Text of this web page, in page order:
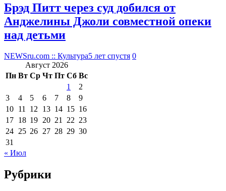
Брэд Питт через суд добился от
Анджелины Джоли совместной опеки
над детьми
NEWSru.com :: Культура5 лет спустя 0
Август 2026
Пн Вт Ср Чт Пт Сб Вс
1
2
3
4 5 6 7 8
9
10 11 12 13 14 15 16
17 18 19 20 21 22 23
24 25 26 27 28 29 30
31
« Июл
Рубрики